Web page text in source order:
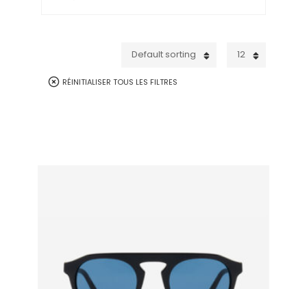
12
Default sorting
RÉINITIALISER TOUS LES FILTRES